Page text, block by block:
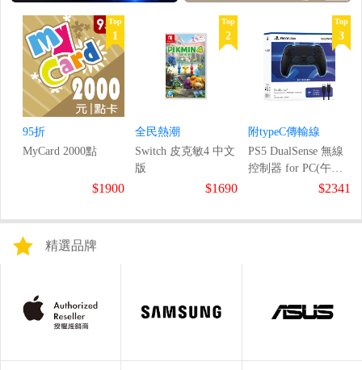
Top
1
95折
MyCard 2000點
$1900
Top
2
全民熱潮
Switch 皮克敏4 中文
版
$1690
Top
3
附typeC傳輸線
PS5 DualSense 無線
控制器 for PC(午夜
$2341
精選品牌